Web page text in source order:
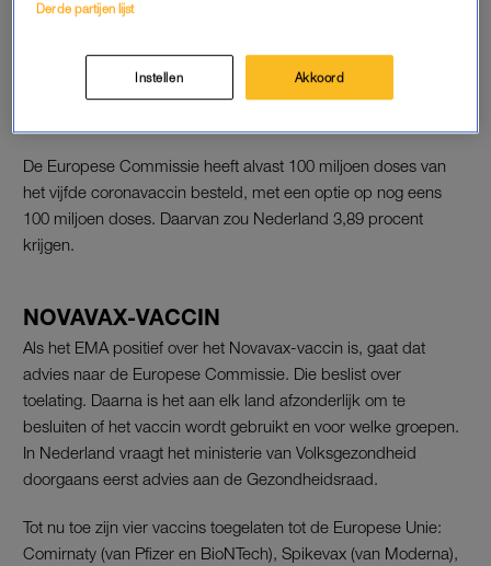
LEES OOK
De Europese Commissie heeft alvast 100 miljoen doses van
het vijfde coronavaccin besteld, met een optie op nog eens
100 miljoen doses. Daarvan zou Nederland 3,89 procent
krijgen.
NOVAVAX-VACCIN
Als het EMA positief over het Novavax-vaccin is, gaat dat
advies naar de Europese Commissie. Die beslist over
toelating. Daarna is het aan elk land afzonderlijk om te
besluiten of het vaccin wordt gebruikt en voor welke groepen.
In Nederland vraagt het ministerie van Volksgezondheid
doorgaans eerst advies aan de Gezondheidsraad.
Tot nu toe zijn vier vaccins toegelaten tot de Europese Unie:
Comirnaty (van Pfizer en BioNTech), Spikevax (van Moderna),
Derde partijen lijst
Instellen Akkoord